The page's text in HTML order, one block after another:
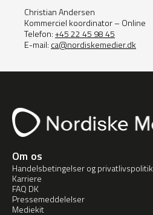
Christian Andersen
Kommerciel koordinator – Online
Telefon:+45 22 45 98 45
E-mail: ca@nordiskemedier.dk
Om os
Handelsbetingelser og privatlivspolitik
Karriere
FAQ DK
Pressemeddelelser
Mediekit